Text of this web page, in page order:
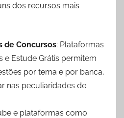
dos recursos mais
de Concursos: Plataformas
e Estude Grátis permitem
por tema e por banca,
nas peculiaridades de
e plataformas como